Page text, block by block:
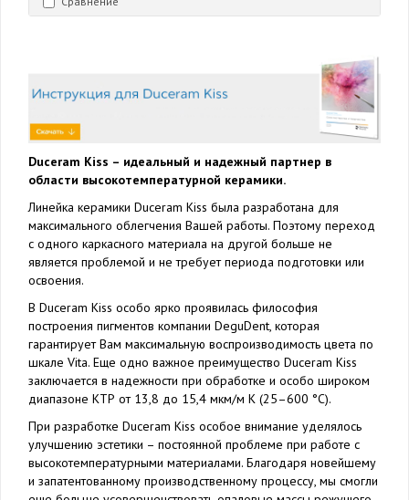
Duceram Kiss – идеальный и надежный партнер в
области высокотемпературной керамики.
Линейка керамики Duceram Kiss была разработана для
максимального облегчения Вашей работы. Поэтому переход
с одного каркасного материала на другой больше не
является проблемой и не требует периода подготовки или
освоения.
В Duceram Kiss особо ярко проявилась философия
построения пигментов компании DeguDent, которая
гарантирует Вам максимальную воспроизводимость цвета по
шкале Vita. Еще одно важное преимущество Duceram Kiss
заключается в надежности при обработке и особо широком
диапазоне КТР от 13,8 до 15,4 мкм/м K (25–600 °C).
При разработке Duceram Kiss особое внимание уделялось
улучшению эстетики – постоянной проблеме при работе с
высокотемпературными материалами. Благодаря новейшему
и запатентованному производственному процессу, мы смогли